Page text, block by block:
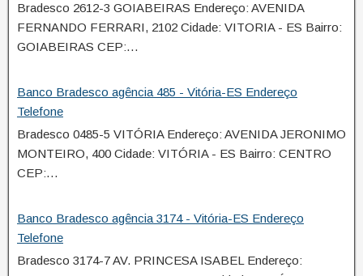
Bradesco 2612-3 GOIABEIRAS Endereço: AVENIDA
FERNANDO FERRARI, 2102 Cidade: VITORIA - ES Bairro:
GOIABEIRAS CEP:…
Banco Bradesco agência 485 - Vitória-ES Endereço
Telefone
Bradesco 0485-5 VITÓRIA Endereço: AVENIDA JERONIMO
MONTEIRO, 400 Cidade: VITÓRIA - ES Bairro: CENTRO
CEP:…
Banco Bradesco agência 3174 - Vitória-ES Endereço
Telefone
Bradesco 3174-7 AV. PRINCESA ISABEL Endereço: